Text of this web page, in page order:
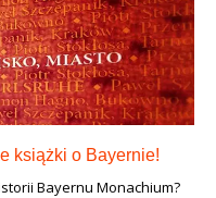
książki o Bayernie!
Bayernu Monachium?